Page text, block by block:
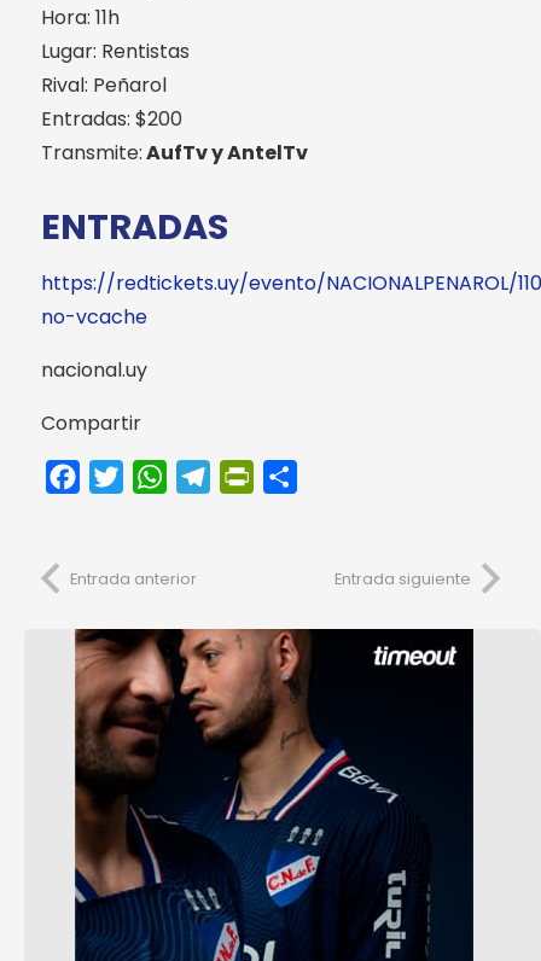
Hora: 11h
Lugar: Rentistas
Rival: Peñarol
Entradas: $200
Transmite:AufTv y AntelTv
ENTRADAS
https://redtickets.uy/evento/NACIONALPENAROL/
no-vcache
nacional.uy
Compartir
FacebookTwitterWhatsAppTelegramPrintFriendly
Entrada anterior Entrada siguiente